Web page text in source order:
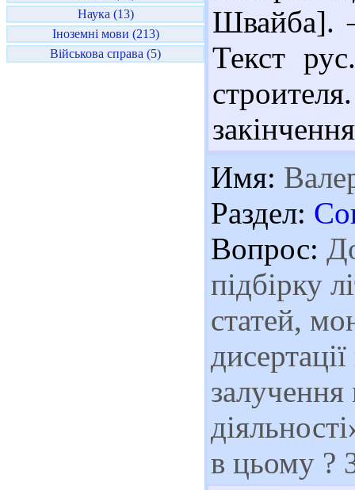
Наука (13)
Іноземні мови (213)
Військова справа (5)
Швайба].
Текст
Имя:
Раздел:
Вопрос:
підбірку
статей,
залучення
в цьому ?